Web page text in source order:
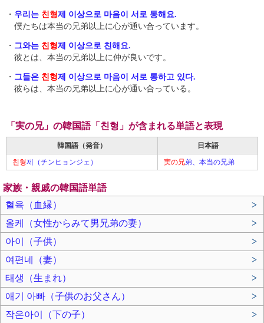
・ 우리는 친형제 이상으로 마음이 서로 통해요.
僕たちは本当の兄弟以上に心が通い合っています。
・ 그와는 친형제 이상으로 친해요.
彼とは、本当の兄弟以上に仲が良いです。
・ 그들은 친형제 이상으로 마음이 서로 통하고 있다.
彼らは、本当の兄弟以上に心が通い合っている。
「実の兄」の韓国語「친형」が含まれる単語と表現
韓国語（発音）
日本語
친형제（チンヒョンジェ） 実の兄弟、本当の兄弟
家族・親戚の韓国語単語
혈육（血縁）
>
올케（女性からみて男兄弟の妻）
>
아이（子供）
>
여편네（妻）
>
태생（生まれ）
>
애기 아빠（子供のお父さん）
>
작은아이（下の子）
>